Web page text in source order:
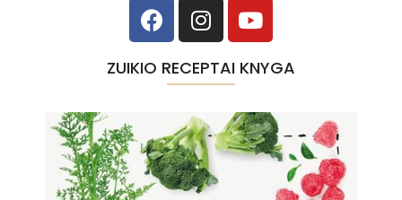
ZUIKIO RECEPTAI KNYGA